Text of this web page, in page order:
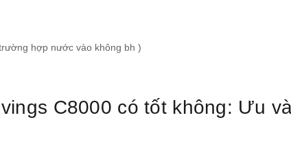
hợp nước vào không bh )
C8000 có tốt không: Ưu